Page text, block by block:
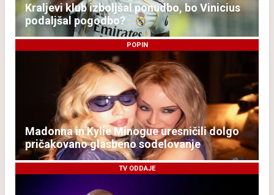
Kraljevi klub izboljšal ponudbo, bo Vinicius
podaljšal pogodbo?
POPIN
Madonna in Kylie Minogue uresničili dolgo
pričakovano glasbeno sodelovanje
TV ODDAJE